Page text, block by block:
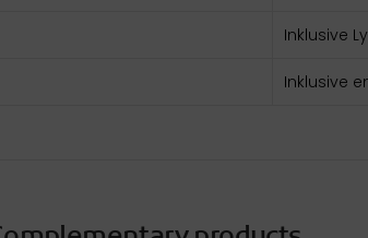
Inklusive
Inklusive